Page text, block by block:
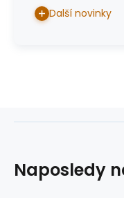
Další novinky
Naposledy